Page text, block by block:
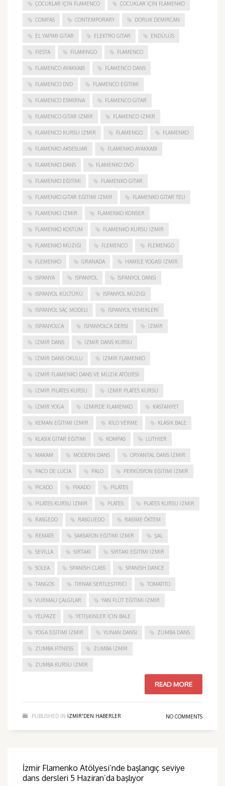
ÇOCUKLAR IÇIN FLAMENCO ÇOCUKLAR IÇIN FLAMENKO
COMPAS CONTEMPORARY DORUK DEMIRCAN
EL YAPIMI GITAR ELEKTRO GITAR ENDÜLÜS
FIESTA FILAMINGO FLAMENCO
FLAMENCO AYAKKABI FLAMENCO DANS
FLAMENCO DVD FLAMENCO EĞITIMI
FLAMENCO ESMIRNA FLAMENCO GITAR
FLAMENCO GITAR İZMIR FLAMENCO IZMIR
FLAMENCO KURSU İZMIR FLAMENGO FLAMENKO
FLAMENKO AKSESUAR FLAMENKO AYAKKABI
FLAMENKO DANS FLAMENKO DVD
FLAMENKO EĞITIMI FLAMENKO GITAR
FLAMENKO GITAR EĞITIMI İZMIR FLAMENKO GITAR TELI
FLAMENKO IZMIR FLAMENKO KONSER
FLAMENKO KOSTÜM FLAMENKO KURSU İZMIR
FLAMENKO MÜZIĞI FLEMENCO FLEMENGO
FLEMENKO GRANADA HAMILE YOGASI İZMIR
ISPANYA İSPANYOL İSPANYOL DANSI
İSPANYOL KÜLTÜRÜ İSPANYOL MÜZIĞI
İSPANYOL SAÇ MODELI İSPANYOL YEMEKLERI
İSPANYOLCA İSPANYOLCA DERSI IZMIR
IZMIR DANS IZMIR DANS KURSU
IZMIR DANS OKULU IZMIR FLAMENKO
İZMIR FLAMENKO DANS VE MÜZIK ATÖLYESI
İZMIR PILATES KURSU İZMIR PLATES KURSU
İZMIR YOGA IZMIRDE FLAMENKO KASTANYET
KEMAN EĞITIMI İZMIR KILO VERME KLASIK BALE
KLASIK GITAR EĞITIMI KOMPAS LUTHIER
MAKAM MODERN DANS ORYANTAL DANS İZMIR
PACO DE LUCIA PALO PERKÜSYON EĞITIMI İZMIR
PICADO PIKADO PILATES
PILATES KURSU İZMIR PLATES PLATES KURSU İZMIR
RASGEDO RASGUEDO RASIME ÖKTEM
REMATE SAKSAFON EĞITIMI İZMIR ŞAL
SEVILLA SIRTAKI SIRTAKI EĞITIMI İZMIR
SOLEA SPANISH CLASS SPANISH DANCE
TANGOS TIRNAK SERTLEŞTIRICI TOMATITO
VURMALI ÇALGILAR YAN FLÜT EĞITIMI İZMIR
YELPAZE YETIŞKINLER IÇIN BALE
YOGA EĞITIMI İZMIR YUNAN DANSI ZUMBA DANS
ZUMBA FITNESS ZUMBA İZMIR
ZUMBA KURSU İZMIR
READ MORE
PUBLISHED IN IZMIR'DEN HABERLER NO COMMENTS
İzmir Flamenko Atölyesi’nde başlangıç seviye
dans dersleri 5 Haziran’da başlıyor